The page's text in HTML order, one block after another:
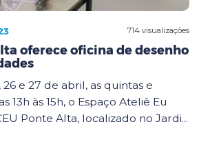
714 visualizações
oferece oficina de desenho
26 e 27 de abril, as quintas e
13h às 15h, o Espaço Ateliê Eu
Ponte Alta, localizado no Jardi...